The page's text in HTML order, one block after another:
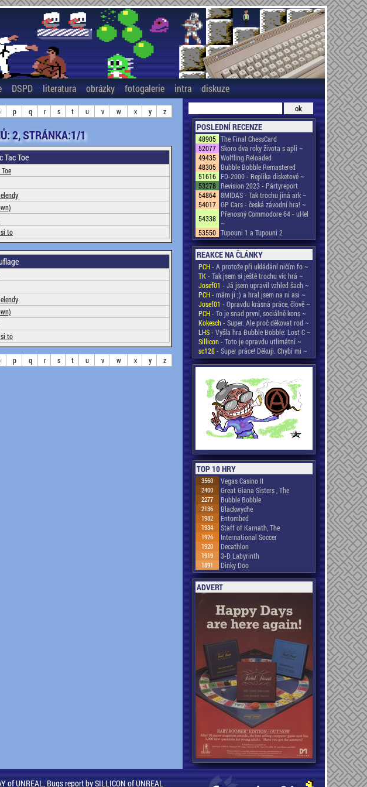
DSPD literatura obrázky fotogalerie intra diskuze
p q r s t u v w x y z
2, STRÁNKA:1/1
Tac Toe
to
to
p q r s t u v w x y z
POSLEDNÍ RECENZE
48905 The Final ChessCard
52077 Skoro dva roky života s apli ~
49435 Wolfling Reloaded
48305 Bubble Bobble Remastered
51616 FD-2000 - Replika disketové ~
53278 Revision 2023 - Pártyreport
54864 8MIDAS - Tak trochu jiná ark ~
54017 GP Cars - česká závodní hra! ~
54338 Přenosný Commodore 64 - uHel
~
53550 Tupouni 1 a Tupouni 2
REAKCE NA ČLÁNKY
PCH- A protože při ukládání ničím fo ~
TK- Tak jsem si ještě trochu víc hrá ~
Josef01 - Já jsem upravil vzhled šach ~
PCH- mám ji ;) a hral jsem na ni asi ~
Josef01 - Opravdu krásná práce, člově ~
PCH- To je snad první, sociálně kons ~
Kokesch- Super. Ale proč děkovat rod ~
LHS- Vyšla hra Bubble Bobble: Lost C ~
Sillicon- Toto je opravdu utlimátní ~
sc128- Super práce! Děkuji. Chybí mi ~
TOP 10 HRY
3560 Vegas Casino II
2400 Great Giana Sisters , The
2277 Bubble Bobble
2136 Blackwyche
1982 Entombed
1934 Staff of Karnath, The
1926 International Soccer
1920 Decathlon
1919 3-D Labyrinth
1891 Dinky Doo
ADVERT
of UNREAL, Bugs report by SILLICON of UNREAL